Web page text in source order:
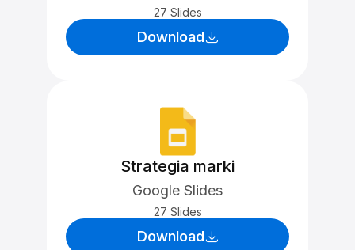
27 Slides
Download
Strategia marki
Google Slides
27 Slides
Download